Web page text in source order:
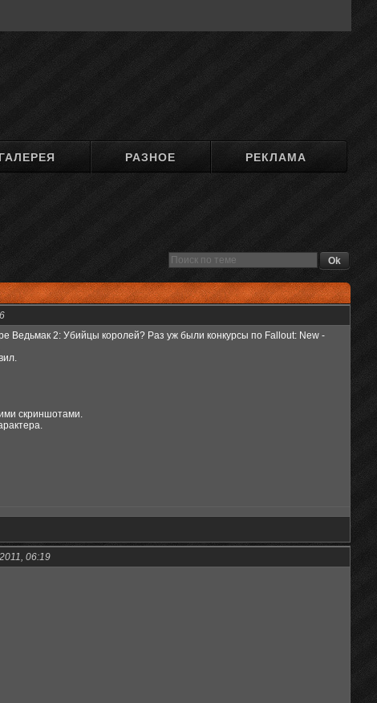
ГАЛЕРЕЯ РАЗНОЕ РЕКЛАМА
Ведьмак 2: Убийцы королей? Раз уж были конкурсы по Fallout: New -
скриншотами.
06:19